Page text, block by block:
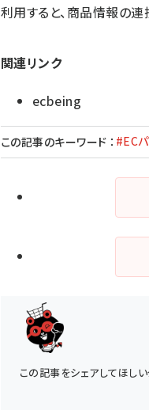
利用すると、商品情報の
関連リンク
ecbeing
この記事のキーワード ： #EC
この記事をシェアしてほしい